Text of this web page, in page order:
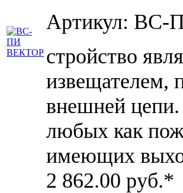
Артикул:
стройство
извещателем,
внешней цепи.
любых как
имеющих
2 862.00 руб.*